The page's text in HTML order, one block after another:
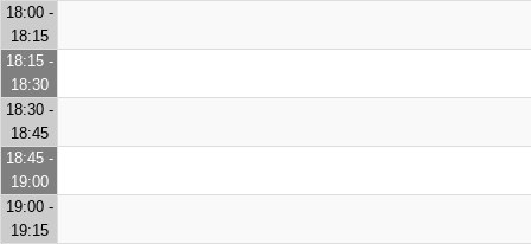
18:00 -
18:15
18:15 -
18:30
18:30 -
18:45
18:45 -
19:00
19:00 -
19:15